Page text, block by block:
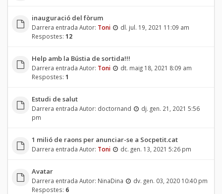
inauguració del fòrum
Darrera entrada Autor: Toni
dl. jul. 19, 2021 11:09 am
Respostes: 12
Help amb la Bústia de sortida!!!
Darrera entrada Autor: Toni
dt. maig 18, 2021 8:09 am
Respostes: 1
Estudi de salut
Darrera entrada Autor: doctornand
dj. gen. 21, 2021 5:56
pm
1 milió de raons per anunciar-se a Socpetit.cat
Darrera entrada Autor: Toni dc. gen. 13, 2021 5:26 pm
Avatar
Darrera entrada Autor: NinaDina
dv. gen. 03, 2020 10:40 pm
Respostes: 6